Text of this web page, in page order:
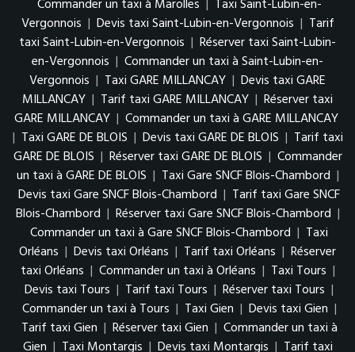
Commander un taxi à Marolles | Taxi Saint-Lubin-en-
Vergonnois | Devis taxi Saint-Lubin-en-Vergonnois | Tarif
taxi Saint-Lubin-en-Vergonnois | Réserver taxi Saint-Lubin-
en-Vergonnois | Commander un taxi à Saint-Lubin-en-
Vergonnois | Taxi GARE MILLANCAY | Devis taxi GARE
MILLANCAY | Tarif taxi GARE MILLANCAY | Réserver taxi
GARE MILLANCAY | Commander un taxi à GARE MILLANCAY
| Taxi GARE DE BLOIS | Devis taxi GARE DE BLOIS | Tarif taxi
GARE DE BLOIS | Réserver taxi GARE DE BLOIS | Commander
un taxi à GARE DE BLOIS | Taxi Gare SNCF Blois-Chambord |
Devis taxi Gare SNCF Blois-Chambord | Tarif taxi Gare SNCF
Blois-Chambord | Réserver taxi Gare SNCF Blois-Chambord |
Commander un taxi à Gare SNCF Blois-Chambord | Taxi
Orléans | Devis taxi Orléans | Tarif taxi Orléans | Réserver
taxi Orléans | Commander un taxi à Orléans | Taxi Tours |
Devis taxi Tours | Tarif taxi Tours | Réserver taxi Tours |
Commander un taxi à Tours | Taxi Gien | Devis taxi Gien |
Tarif taxi Gien | Réserver taxi Gien | Commander un taxi à
Gien | Taxi Montargis | Devis taxi Montargis | Tarif taxi